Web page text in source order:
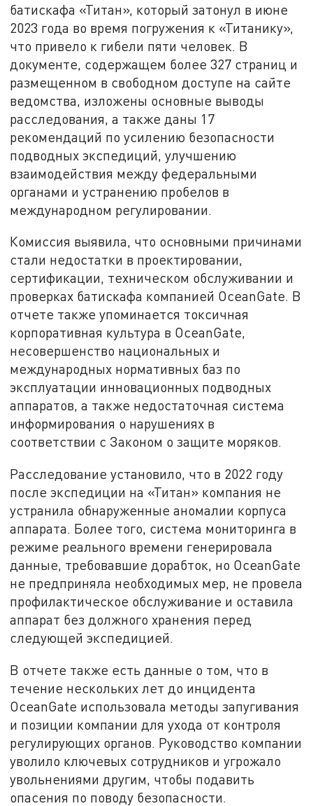
батискафа «Титан», который затонул в июне
2023 года во время погружения к «Титанику»,
что привело к гибели пяти человек. В
документе, содержащем более 327 страниц и
размещенном в свободном доступе на сайте
ведомства, изложены основные выводы
расследования, а также даны 17
рекомендаций по усилению безопасности
подводных экспедиций, улучшению
взаимодействия между федеральными
органами и устранению пробелов в
международном регулировании.
Комиссия выявила, что основными причинами
стали недостатки в проектировании,
сертификации, техническом обслуживании и
проверках батискафа компанией OceanGate. В
отчете также упоминается токсичная
корпоративная культура в OceanGate,
несовершенство национальных и
международных нормативных баз по
эксплуатации инновационных подводных
аппаратов, а также недостаточная система
информирования о нарушениях в
соответствии с Законом о защите моряков.
Расследование установило, что в 2022 году
после экспедиции на «Титан» компания не
устранила обнаруженные аномалии корпуса
аппарата. Более того, система мониторинга в
режиме реального времени генерировала
данные, требовавшие дорабток, но OceanGate
не предприняла необходимых мер, не провела
профилактическое обслуживание и оставила
аппарат без должного хранения перед
следующей экспедицией.
В отчете также есть данные о том, что в
течение нескольких лет до инцидента
OceanGate использовала методы запугивания
и позиции компании для ухода от контроля
регулирующих органов. Руководство компании
уволило ключевых сотрудников и угрожало
увольнениями другим, чтобы подавить
опасения по поводу безопасности.